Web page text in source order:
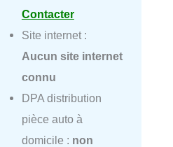
Contacter
Site internet :
Aucun site internet
connu
DPA distribution
pièce auto à
domicile : non